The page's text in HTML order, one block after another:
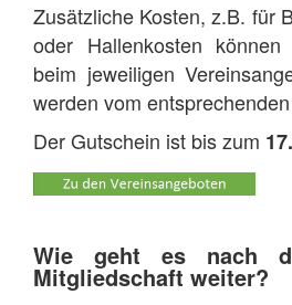
Zusätzliche Kosten, z.B. für
oder Hallenkosten
beim jeweiligen
werden vom
Der Gutschein ist bis zum
Wie geht es nach
Mitgliedschaft weiter?